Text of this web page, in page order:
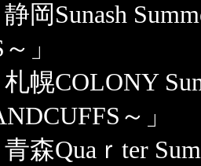
岡Sunash
」
幌COLONY
～」
森Quaｒter